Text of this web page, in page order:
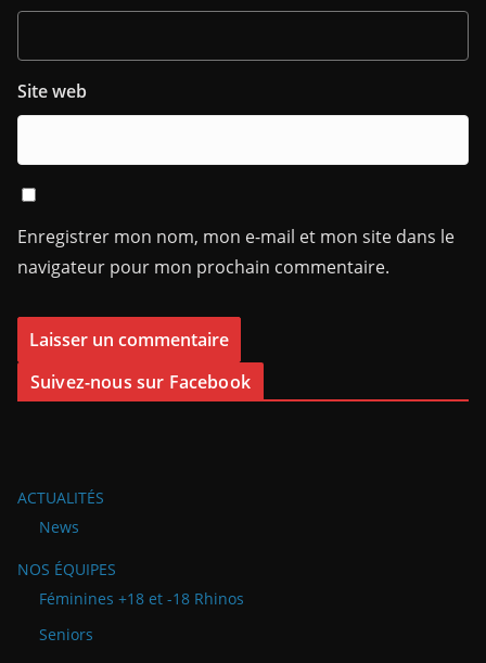
Site web
Enregistrer mon nom, mon e-mail et mon site dans le
navigateur pour mon prochain commentaire.
Suivez-nous sur Facebook
ACTUALITÉS
News
NOS ÉQUIPES
Féminines +18 et -18 Rhinos
Seniors